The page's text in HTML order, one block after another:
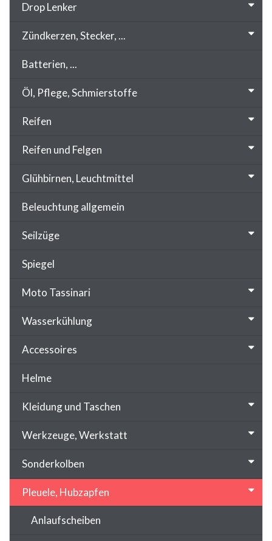
Drop Lenker
Zündkerzen, Stecker, ...
Batterien, ...
Öl, Pflege, Schmierstoffe
Reifen
Reifen und Felgen
Glühbirnen, Leuchtmittel
Beleuchtung allgemein
Seilzüge
Spiegel
Moto Tassinari
Wasserkühlung
Accessoires
Helme
Kleidung und Taschen
Werkzeuge, Werkstatt
Sonderkolben
Pleuele, Hubzapfen
Anlaufscheiben